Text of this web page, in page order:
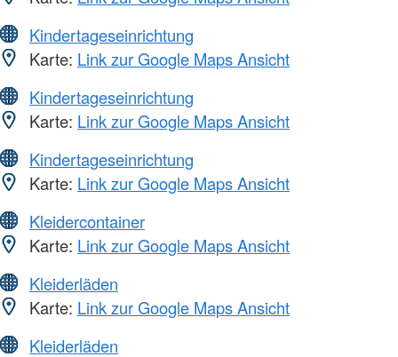
Kindertageseinrichtung
Karte: Link zur Google Maps Ansicht
Kindertageseinrichtung
Karte: Link zur Google Maps Ansicht
Kindertageseinrichtung
Karte: Link zur Google Maps Ansicht
Kleidercontainer
Karte: Link zur Google Maps Ansicht
Kleiderläden
Karte: Link zur Google Maps Ansicht
Kleiderläden